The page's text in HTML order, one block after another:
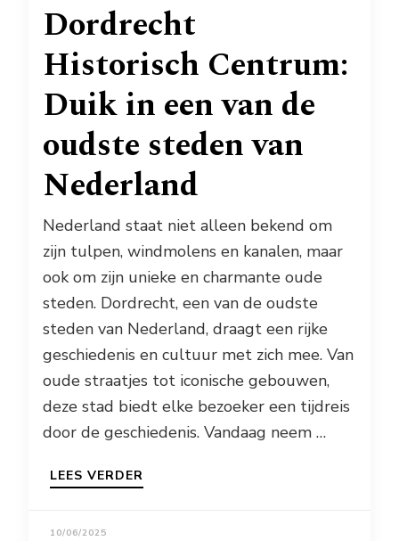
Dordrecht
Historisch Centrum:
Duik in een van de
oudste steden van
Nederland
Nederland staat niet alleen bekend om
zijn tulpen, windmolens en kanalen, maar
ook om zijn unieke en charmante oude
steden. Dordrecht, een van de oudste
steden van Nederland, draagt een rijke
geschiedenis en cultuur met zich mee. Van
oude straatjes tot iconische gebouwen,
deze stad biedt elke bezoeker een tijdreis
door de geschiedenis. Vandaag neem …
LEES VERDER
10/06/2025